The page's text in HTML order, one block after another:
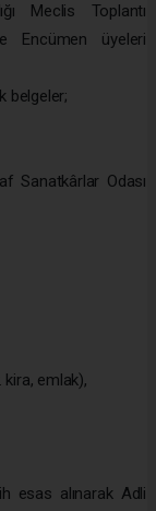
Meclis Toplantı
Encümen üyeleri
belgeler;
Sanatkârlar Odası
kira, emlak),
esas alınarak Adli